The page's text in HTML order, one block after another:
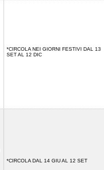
*CIRCOLA NEI GIORNI FESTIVI DAL 13
SET AL 12 DIC
*CIRCOLA DAL 14 GIU AL 12 SET